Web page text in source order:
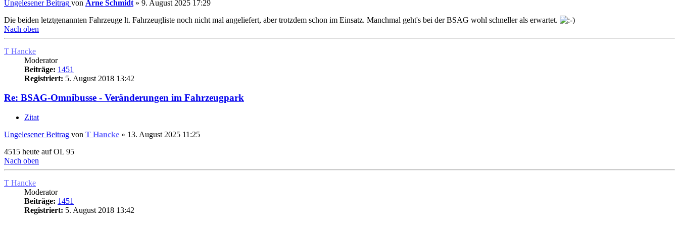
Ungelesener Beitrag von Arne Schmidt » 9. August 2025 17:29
Die beiden letztgenannten Fahrzeuge lt. Fahrzeugliste noch nicht mal angeliefert, aber trotzdem schon im Einsatz. Manchmal geht's bei der BSAG wohl schneller als erwartet.
Nach oben
T Hancke
Moderator
Beiträge: 1451
Registriert: 5. August 2018 13:42
Re: BSAG-Omnibusse - Veränderungen im Fahrzeugpark
Zitat
Ungelesener Beitrag von T Hancke » 13. August 2025 11:25
4515 heute auf OL 95
Nach oben
T Hancke
Moderator
Beiträge: 1451
Registriert: 5. August 2018 13:42